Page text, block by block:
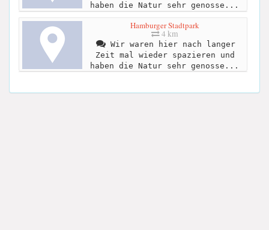
haben die Natur sehr genosse...
Hamburger Stadtpark
4 km
Wir waren hier nach langer
Zeit mal wieder spazieren und
haben die Natur sehr genosse...